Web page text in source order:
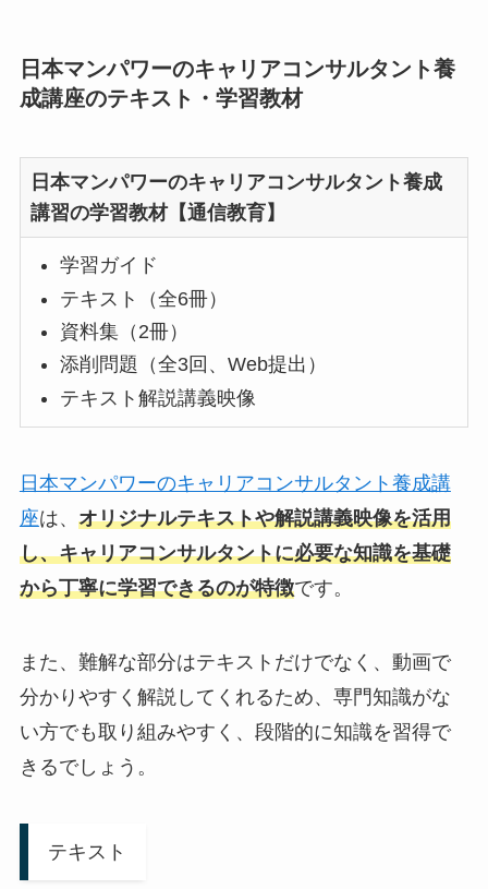
日本マンパワーのキャリアコンサルタント養
成講座のテキスト・学習教材
日本マンパワーのキャリアコンサルタント養成
講習の学習教材【通信教育】
学習ガイド
テキスト（全6冊）
資料集（2冊）
添削問題（全3回、Web提出）
テキスト解説講義映像
日本マンパワーのキャリアコンサルタント養成講
座は、 オリジナルテキストや解説講義映像を活用
し、キャリアコンサルタントに必要な知識を基礎
から丁寧に学習できるのが特徴です。
また、難解な部分はテキストだけでなく、動画で
分かりやすく解説してくれるため、専門知識がな
い方でも取り組みやすく、段階的に知識を習得で
きるでしょう。
テキスト